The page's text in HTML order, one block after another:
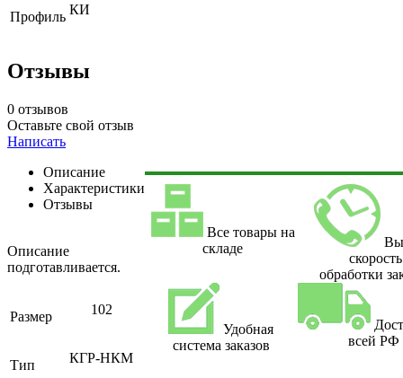
Профиль КИ
Отзывы
0 отзывов
Оставьте свой отзыв
Написать
Описание
Характеристики
Отзывы
Описание
подготавливается.
Размер 102
Тип КГР-НКМ
Все товары на
складе
скорость
обработки
Удобная
система заказов
всей РФ